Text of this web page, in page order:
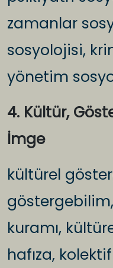
zamanlar
sosyolojisi,
yönetim
4. Kültür,
İmge
kültürel
kuramı,
hafıza,